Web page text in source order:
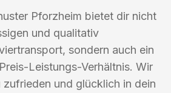
Pforzheim bietet dir nicht
und qualitativ
sondern auch ein
Leistungs-Verhältnis. Wir
und glücklich in dein